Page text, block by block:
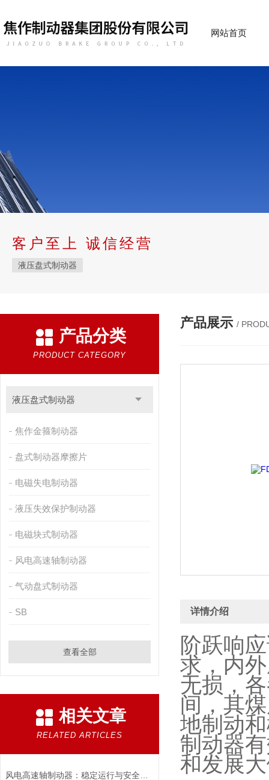
网站首页
客户至上 诚信经营
液压盘式制动器
产品分类
PRODUCT CATEGORY
液压盘式制动器
焦作金箍制动器
盘式制动器摩擦片
电磁失电制动器
液压失效保护制动器
电磁块式制动器
风电高速轴制动器
气动盘式制动器
SB
查看全部
相关文章
RELATED ARTICLES
产品展示 /
详情介绍
阶跃响
求，内
无损，
间，其
地制动
制动器
和发展